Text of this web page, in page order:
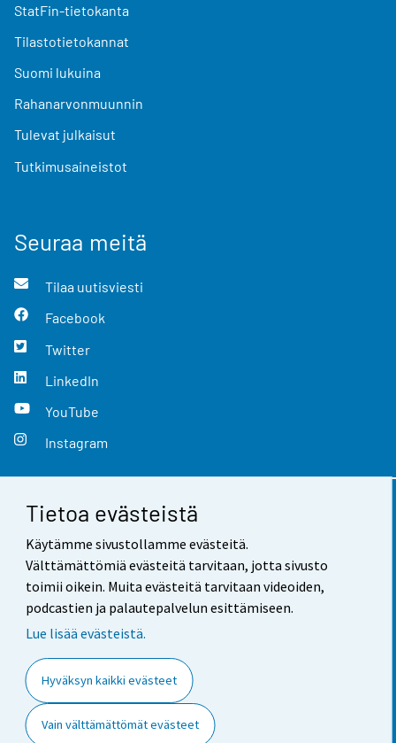
Tietoa evästeistä
Käytämme sivustollamme evästeitä.
Välttämättömiä evästeitä tarvitaan, jotta sivusto
toimii oikein. Muita evästeitä tarvitaan videoiden,
podcastien ja palautepalvelun esittämiseen.
Lue lisää evästeistä.
Hyväksyn kaikki evästeet
Vain välttämättömät evästeet
StatFin-tietokanta
Tilastotietokannat
Suomi lukuina
Rahanarvonmuunnin
Tulevat julkaisut
Tutkimusaineistot
Seuraa meitä
Tilaa uutisviesti
Facebook
Twitter
LinkedIn
YouTube
Instagram
Yhteystiedot
Palaute
Käyttöehdot
Saavutettavuus
Tietoa sivustosta
Evästeasetukset